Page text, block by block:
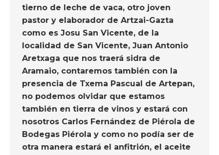
tierno de leche de vaca, otro joven
pastor y elaborador de Artzai-Gazta
como es Josu San Vicente, de la
localidad de San Vicente, Juan Antonio
Aretxaga que nos traerá sidra de
Aramaio, contaremos también con la
presencia de Txema Pascual de Artepan,
no podemos olvidar que estamos
también en tierra de vinos y estará con
nosotros Carlos Fernández de Piérola de
Bodegas Piérola y como no podía ser de
otra manera estará el anfitrión, el aceite